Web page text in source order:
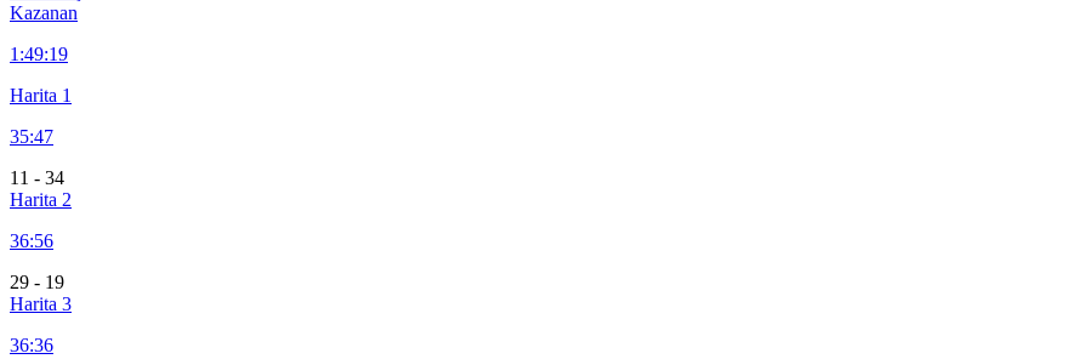
Kazanan
1:49:19
Harita 1
35:47
11 - 34
Harita 2
36:56
29 - 19
Harita 3
36:36